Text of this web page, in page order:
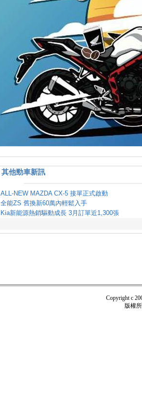
其他勁車新訊
ALL-NEW MAZDA CX-5 接單正式啟動
全能ZS 舊換新60萬內輕鬆入手
Kia新能源熱銷驅動成長 3月訂單近1,300張
Copyright c
版權